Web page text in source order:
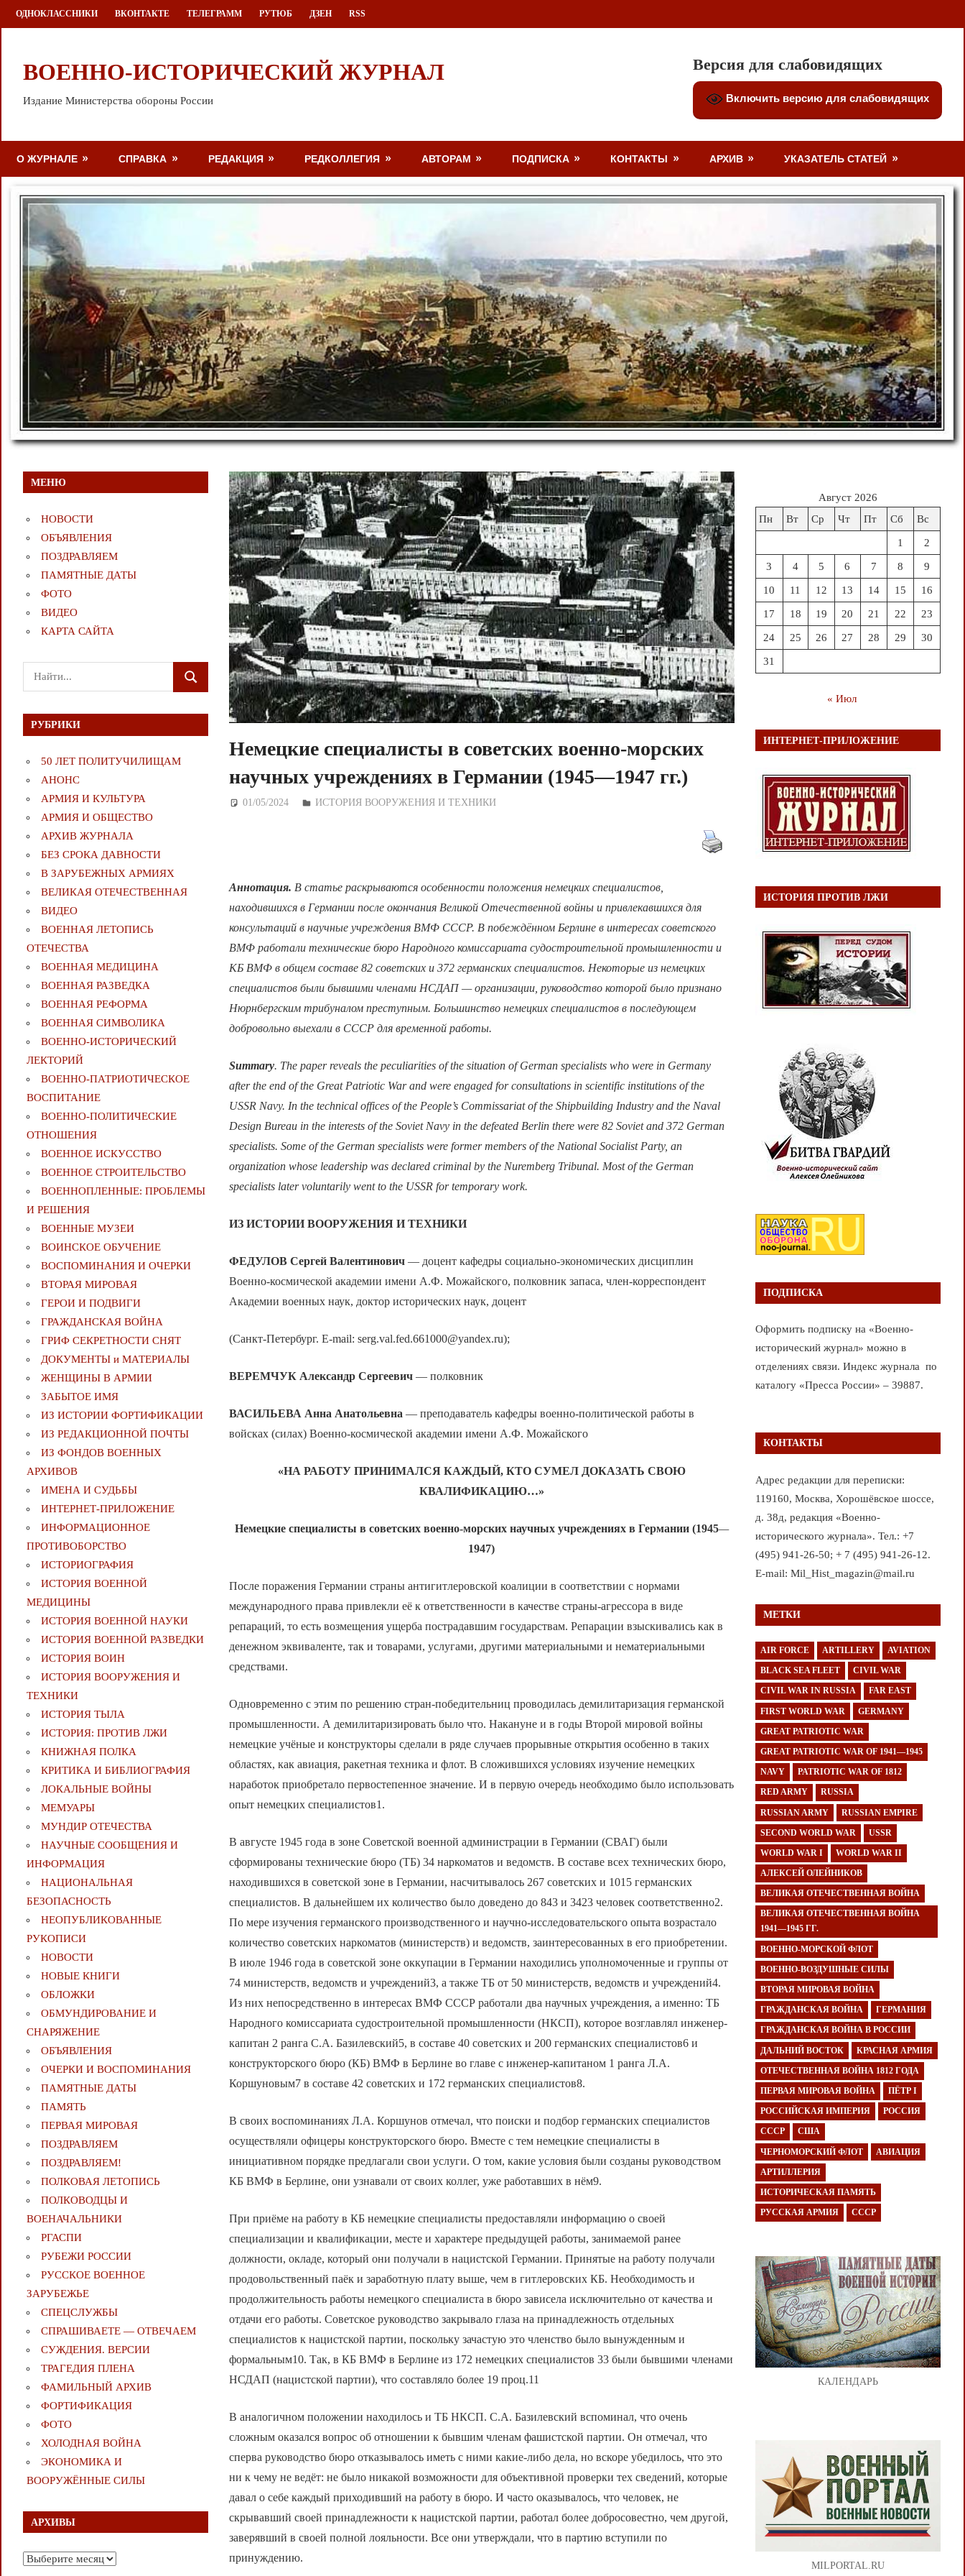
Перейти
к
ОДНОКЛАССНИКИ ВКОНТАКТЕ ТЕЛЕГРАММ РУТЮБ ДЗЕН RSS
ВОЕННО-ИСТОРИЧЕСКИЙ ЖУРНАЛ
Издание Министерства обороны России
Версия для слабовидящих
Включить версию для слабовидящих
О ЖУРНАЛЕ СПРАВКА РЕДАКЦИЯ РЕДКОЛЛЕГИЯ АВТОРАМ ПОДПИСКА КОНТАКТЫ АРХИВ УКАЗАТЕЛЬ СТАТЕЙ
Немецкие специалисты в советских военно-морских
научных учреждениях в Германии (1945—1947 гг.)
01/05/2024 Дежурный по Редакции
ИСТОРИЯ ВООРУЖЕНИЯ И ТЕХНИКИ
Аннотация. В статье раскрываются особенности положения немецких специалистов,
находившихся в Германии после окончания Великой Отечественной войны и привлекавшихся для
консультаций в научные учреждения ВМФ СССР. В побеждённом Берлине в интересах советского
ВМФ работали технические бюро Народного комиссариата судостроительной промышленности и
КБ ВМФ в общем составе 82 советских и 372 германских специалистов. Некоторые из немецких
специалистов были бывшими членами НСДАП — организации, руководство которой было признано
Нюрнбергским трибуналом преступным. Большинство немецких специалистов в последующем
добровольно выехали в СССР для временной работы.
Summary. The paper reveals the peculiarities of the situation of German specialists who were in Germany
after the end of the Great Patriotic War and were engaged for consultations in scientific institutions of the
USSR Navy. In the technical offices of the People’s Commissariat of the Shipbuilding Industry and the Naval
Design Bureau in the interests of the Soviet Navy in the defeated Berlin there were 82 Soviet and 372 German
specialists. Some of the German specialists were former members of the National Socialist Party, an
organization whose leadership was declared criminal by the Nuremberg Tribunal. Most of the German
specialists later voluntarily went to the USSR for temporary work.
ИЗ ИСТОРИИ ВООРУЖЕНИЯ И ТЕХНИКИ
ФЕДУЛОВ Сергей Валентинович — доцент кафедры социально-экономических дисциплин
Военно-космической академии имени А.Ф. Можайского, полковник запаса, член-корреспондент
Академии военных наук, доктор исторических наук, доцент
(Санкт-Петербург. E-mail: serg.val.fed.661000@yandex.ru);
ВЕРЕМЧУК Александр Сергеевич — полковник
ВАСИЛЬЕВА Анна Анатольевна — преподаватель кафедры военно-политической работы в
войсках (силах) Военно-космической академии имени А.Ф. Можайского
«НА РАБОТУ ПРИНИМАЛСЯ КАЖДЫЙ, КТО СУМЕЛ ДОКАЗАТЬ СВОЮ
КВАЛИФИКАЦИЮ…»
Немецкие специалисты в советских военно-морских научных учреждениях в Германии (1945—
1947)
После поражения Германии страны антигитлеровской коалиции в соответствии с нормами
международного права привлекли её к ответственности в качестве страны-агрессора в виде
репараций, то есть возмещения ущерба пострадавшим государствам. Репарации взыскивались как в
денежном эквиваленте, так и товарами, услугами, другими материальными и нематериальными
средствами.
Одновременно с этим по решению стран-победительниц проводилась демилитаризация германской
промышленности. А демилитаризировать было что. Накануне и в годы Второй мировой войны
немецкие учёные и конструкторы сделали в ряде случаев прорывные открытия особенно в таких
областях, как авиация, ракетная техника и флот. В сложившихся условиях изучение немецких
наработок приобретало первостепенное значение. И в первую очередь необходимо было использовать
опыт немецких специалистов1.
В августе 1945 года в зоне Советской военной администрации в Германии (СВАГ) были
сформированы технические бюро (ТБ) 34 наркоматов и ведомств. В составе всех технических бюро,
находившихся в советской зоне в Германии, насчитывалось 267 советских и 1015 германских
специалистов. В дальнейшем их количество было доведено до 843 и 3423 человек соответственно2.
По мере изучения германского производственного и научно-исследовательского опыта возрастало
количество советских наркоматов (министерств) и ведомств, заинтересованных в его приобретении.
В июле 1946 года в советской зоне оккупации в Германии находились уполномоченные и группы от
74 министерств, ведомств и учреждений3, а также ТБ от 50 министерств, ведомств и учреждений4.
Из них непосредственно в интересах ВМФ СССР работали два научных учреждения, а именно: ТБ
Народного комиссариата судостроительной промышленности (НКСП), которое возглавлял инженер-
капитан 2 ранга С.А. Базилевский5, в составе 40 советских и 200 германских специалистов6 и
конструкторского бюро (КБ) ВМФ в Берлине во главе с инженер-капитаном 1 ранга Л.А.
Коршуновым7 в составе 42 советских и 172 германских специалистов8.
В своих воспоминаниях Л.А. Коршунов отмечал, что поиски и подбор германских специалистов
осуществляли офицеры конструкторского бюро. Вместе с тем немецкие специалисты в
инициативном порядке предлагали свои услуги. О том, какие условия были созданы руководством
КБ ВМФ в Берлине, они узнавали от своих коллег, уже работавших в нём9.
При приёме на работу в КБ немецкие специалисты предоставляли информацию о своей
специализации и квалификации, месте и характере предыдущей работы, занимаемой ранее
должности, окладе, который они получали в нацистской Германии. Принятые на работу получали
продовольственный паёк и заработную плату выше, чем в гитлеровских КБ. Необходимость и
продолжительность работы немецкого специалиста в бюро зависела исключительно от качества и
отдачи его работы. Советское руководство закрывало глаза на принадлежность отдельных
специалистов к нацистской партии, поскольку зачастую это членство было вынужденным и
формальным10. Так, в КБ ВМФ в Берлине из 172 немецких специалистов 33 были бывшими членами
НСДАП (нацистской партии), что составляло более 19 проц.11
В аналогичном положении находилось и ТБ НКСП. С.А. Базилевский вспоминал, что очень
сложным оказался вопрос об отношении к бывшим членам фашистской партии. Он отмечал, что
сперва руководство бюро отказывалось иметь с ними какие-либо дела, но вскоре убедилось, что это
ни к чему не ведёт: не было никакой возможности для объективной проверки тех сведений, которые
давал о себе каждый приходивший на работу в бюро. И часто оказывалось, что человек, не
скрывавший своей принадлежности к нацистской партии, работал более добросовестно, чем другой,
заверявший в своей полной лояльности. Все они утверждали, что в партию вступили по
принуждению.
МЕНЮ
НОВОСТИ
ОБЪЯВЛЕНИЯ
ПОЗДРАВЛЯЕМ
ПАМЯТНЫЕ ДАТЫ
ФОТО
ВИДЕО
КАРТА САЙТА
Поиск
для:
ПОИСК
РУБРИКИ
50 ЛЕТ ПОЛИТУЧИЛИЩАМ
АНОНС
АРМИЯ И КУЛЬТУРА
АРМИЯ И ОБЩЕСТВО
АРХИВ ЖУРНАЛА
БЕЗ СРОКА ДАВНОСТИ
В ЗАРУБЕЖНЫХ АРМИЯХ
ВЕЛИКАЯ ОТЕЧЕСТВЕННАЯ
ВИДЕО
ВОЕННАЯ ЛЕТОПИСЬ
ОТЕЧЕСТВА
ВОЕННАЯ МЕДИЦИНА
ВОЕННАЯ РАЗВЕДКА
ВОЕННАЯ РЕФОРМА
ВОЕННАЯ СИМВОЛИКА
ВОЕННО-ИСТОРИЧЕСКИЙ
ЛЕКТОРИЙ
ВОЕННО-ПАТРИОТИЧЕСКОЕ
ВОСПИТАНИЕ
ВОЕННО-ПОЛИТИЧЕСКИE
ОТНОШЕНИЯ
ВОЕННОЕ ИСКУССТВО
ВОЕННОЕ СТРОИТЕЛЬСТВО
ВОЕННОПЛЕННЫЕ: ПРОБЛЕМЫ
И РЕШЕНИЯ
ВОЕННЫЕ МУЗЕИ
ВОИНСКОЕ ОБУЧЕНИЕ
ВОСПОМИНАНИЯ И ОЧЕРКИ
ВТОРАЯ МИРОВАЯ
ГЕРОИ И ПОДВИГИ
ГРАЖДАНСКАЯ ВОЙНА
ГРИФ СЕКРЕТНОСТИ СНЯТ
ДОКУМЕНТЫ и МАТЕРИАЛЫ
ЖЕНЩИНЫ В АРМИИ
ЗАБЫТОЕ ИМЯ
ИЗ ИСТОРИИ ФОРТИФИКАЦИИ
ИЗ РЕДАКЦИОННОЙ ПОЧТЫ
ИЗ ФОНДОВ ВОЕННЫХ
АРХИВОВ
ИМЕНА И СУДЬБЫ
ИНТЕРНЕТ-ПРИЛОЖЕНИЕ
ИНФОРМАЦИОННОЕ
ПРОТИВОБОРСТВО
ИСТОРИОГРАФИЯ
ИСТОРИЯ ВОЕННОЙ
МЕДИЦИНЫ
ИСТОРИЯ ВОЕННОЙ НАУКИ
ИСТОРИЯ ВОЕННОЙ РАЗВЕДКИ
ИСТОРИЯ ВОИН
ИСТОРИЯ ВООРУЖЕНИЯ И
ТЕХНИКИ
ИСТОРИЯ ТЫЛА
ИСТОРИЯ: ПРОТИВ ЛЖИ
КНИЖНАЯ ПОЛКА
КРИТИКА И БИБЛИОГРАФИЯ
ЛОКАЛЬНЫЕ ВОЙНЫ
МЕМУАРЫ
МУНДИР ОТЕЧЕСТВА
НАУЧНЫЕ СООБЩЕНИЯ И
ИНФОРМАЦИЯ
НАЦИОНАЛЬНАЯ
БЕЗОПАСНОСТЬ
НЕОПУБЛИКОВАННЫЕ
РУКОПИСИ
НОВОСТИ
НОВЫЕ КНИГИ
ОБЛОЖКИ
ОБМУНДИРОВАНИЕ И
СНАРЯЖЕНИЕ
ОБЪЯВЛЕНИЯ
ОЧЕРКИ И ВОСПОМИНАНИЯ
ПАМЯТНЫЕ ДАТЫ
ПАМЯТЬ
ПЕРВАЯ МИРОВАЯ
ПОЗДРАВЛЯЕМ
ПОЗДРАВЛЯЕМ!
ПОЛКОВАЯ ЛЕТОПИСЬ
ПОЛКОВОДЦЫ И
ВОЕНАЧАЛЬНИКИ
РГАСПИ
РУБЕЖИ РОССИИ
РУССКОЕ ВОЕННОЕ
ЗАРУБЕЖЬЕ
СПЕЦСЛУЖБЫ
СПРАШИВАЕТЕ — ОТВЕЧАЕМ
СУЖДЕНИЯ. ВЕРСИИ
ТРАГЕДИЯ ПЛЕНА
ФАМИЛЬНЫЙ АРХИВ
ФОРТИФИКАЦИЯ
ФОТО
ХОЛОДНАЯ ВОЙНА
ЭКОНОМИКА И
ВООРУЖЁННЫЕ СИЛЫ
АРХИВЫ
Архивы
Август 2026
Пн
Вт Ср Чт Пт Сб Вс
1 2
3 4 5 6 7 8 9
10 11 12 13 14 15 16
17 18 19 20 21 22 23
24 25 26 27 28 29 30
31
« Июл
ИНТЕРНЕТ-ПРИЛОЖЕНИЕ
ИСТОРИЯ ПРОТИВ ЛЖИ
ПОДПИСКА
Оформить подписку на «Военно-
исторический журнал» можно в
отделениях связи. Индекс журнала по
каталогу «Пресса России» – 39887.
КОНТАКТЫ
Адрес редакции для переписки:
119160, Москва, Хорошёвское шоссе,
д. 38д, редакция «Военно-
исторического журнала». Тел.: +7
(495) 941-26-50; + 7 (495) 941-26-12.
E-mail: Mil_Hist_magazin@mail.ru
МЕТКИ
AIR FORCE ARTILLERY AVIATION
BLACK SEA FLEET CIVIL WAR
CIVIL WAR IN RUSSIA FAR EAST
FIRST WORLD WAR GERMANY
GREAT PATRIOTIC WAR
GREAT PATRIOTIC WAR OF 1941—1945
NAVY PATRIOTIC WAR OF 1812
RED ARMY RUSSIA
RUSSIAN ARMY RUSSIAN EMPIRE
SECOND WORLD WAR USSR
WORLD WAR I WORLD WAR II
АЛЕКСЕЙ ОЛЕЙНИКОВ
ВЕЛИКАЯ ОТЕЧЕСТВЕННАЯ ВОЙНА
ВЕЛИКАЯ ОТЕЧЕСТВЕННАЯ ВОЙНА
1941—1945 ГГ.
ВОЕННО-МОРСКОЙ ФЛОТ
ВОЕННО-ВОЗДУШНЫЕ СИЛЫ
ВТОРАЯ МИРОВАЯ ВОЙНА
ГРАЖДАНСКАЯ ВОЙНА ГЕРМАНИЯ
ГРАЖДАНСКАЯ ВОЙНА В РОССИИ
ДАЛЬНИЙ ВОСТОК КРАСНАЯ АРМИЯ
ОТЕЧЕСТВЕННАЯ ВОЙНА 1812 ГОДА
ПЕРВАЯ МИРОВАЯ ВОЙНА ПЁТР I
РОССИЙСКАЯ ИМПЕРИЯ РОССИЯ
СССР США
ЧЕРНОМОРСКИЙ ФЛОТ АВИАЦИЯ
АРТИЛЛЕРИЯ
ИСТОРИЧЕСКАЯ ПАМЯТЬ
РУССКАЯ АРМИЯ СССР
КАЛЕНДАРЬ
MILPORTAL.RU